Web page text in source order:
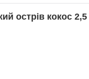
острів кокос 2,5